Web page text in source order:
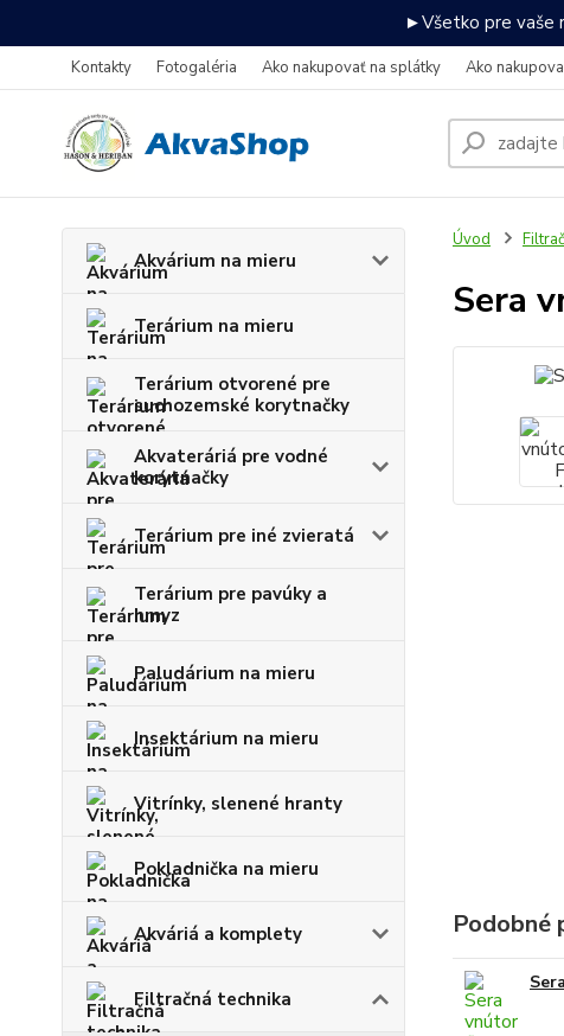
►Všetko pre vaše
Kontakty Fotogaléria Ako nakupovať na splátky Ako
Akvárium na mieru
Terárium na mieru
Terárium otvorené pre
suchozemské korytnačky
Akvateráriá pre vodné
korytnačky
Terárium pre iné zvieratá
Terárium pre pavúky a
hmyz
Paludárium na mieru
Insektárium na mieru
Vitrínky, slenené hranty
Pokladnička na mieru
Akváriá a komplety
Filtračná technika
Úvod
Sera
Podobné